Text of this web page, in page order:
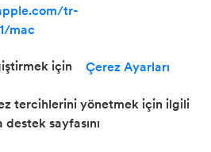
tr-
mac
için
Çerez Ayarları
tercihlerini yönetmek için ilgili
destek sayfasını